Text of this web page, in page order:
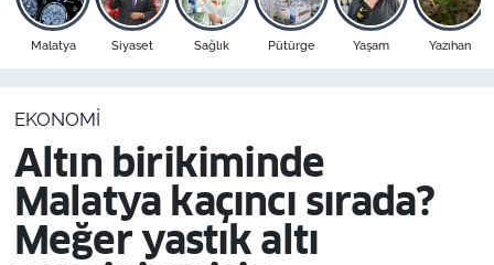
Malatya Siyaset Sağlık Pütürge Yaşam Yazıhan
EKONOMI
Altın birikiminde
Malatya kaçıncı sırada?
Meğer yastık altı
Bölge
Resmi İlanlar
Süper Lig Puan Durumu ve Fikstür
Son Dakika Haberleri
Haber Arşivi